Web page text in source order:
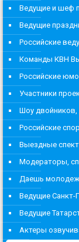
Ведущие и шеф
Ведущие
Российские
Команды КВН
Российские
Участники
Шоу
Российские
Выездные
Модераторы,
Даешь
Ведущие Санкт-
Ведущие
Актеры